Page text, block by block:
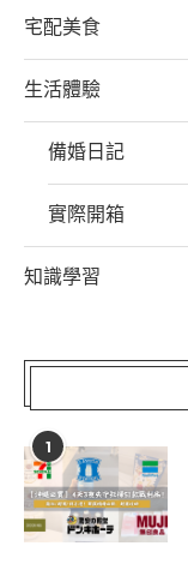
宅配美食
生活體驗
備婚日記
實際開箱
知識學習
1